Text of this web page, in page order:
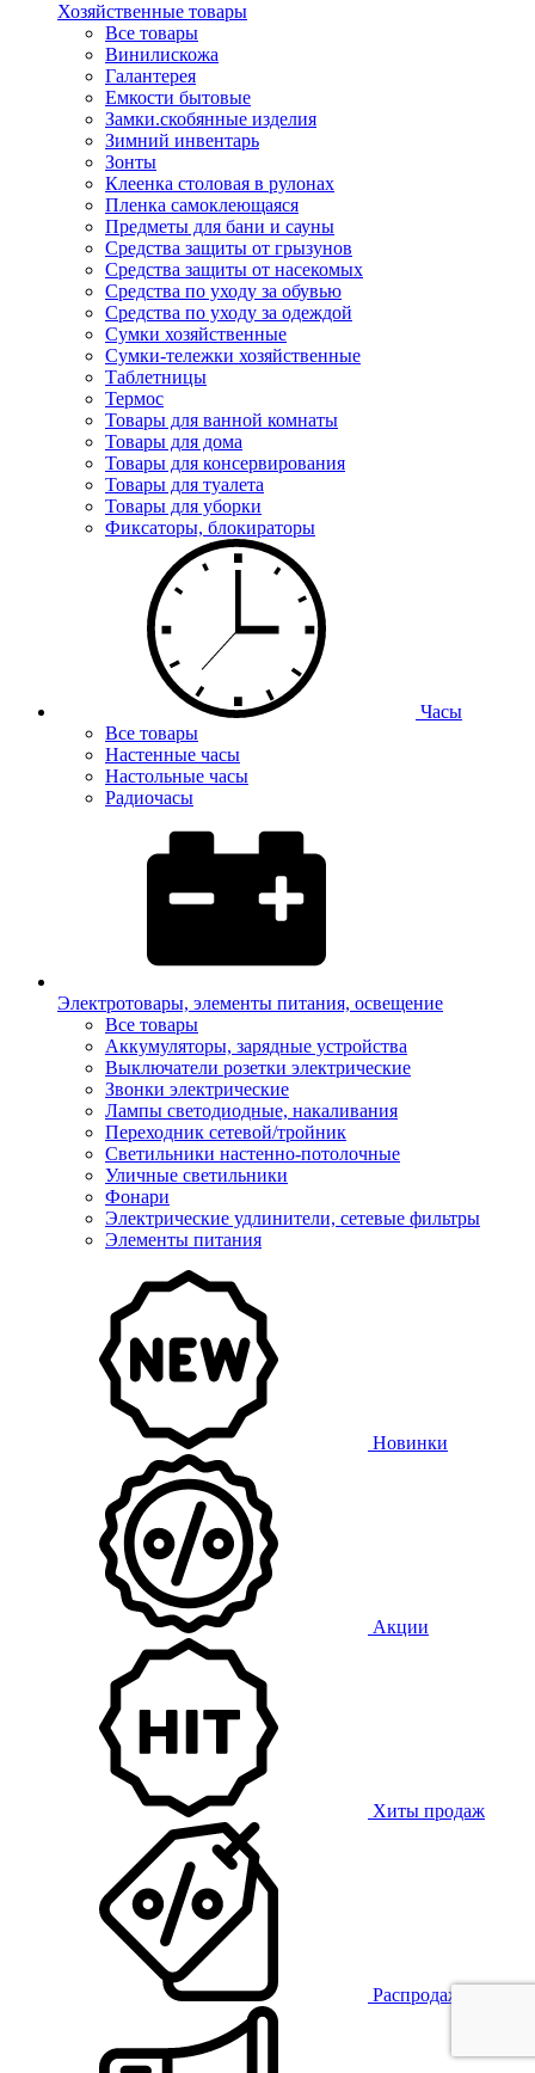
Хозяйственные товары
Все товары
Винилискожа
Галантерея
Емкости бытовые
Замки.скобянные изделия
Зимний инвентарь
Зонты
Клеенка столовая в рулонах
Пленка самоклеющаяся
Предметы для бани и сауны
Средства защиты от грызунов
Средства защиты от насекомых
Средства по уходу за обувью
Средства по уходу за одеждой
Сумки хозяйственные
Сумки-тележки хозяйственные
Таблетницы
Термос
Товары для ванной комнаты
Товары для дома
Товары для консервирования
Товары для туалета
Товары для уборки
Фиксаторы, блокираторы
Часы
Все товары
Настенные часы
Настольные часы
Радиочасы
Электротовары, элементы питания, освещение
Все товары
Аккумуляторы, зарядные устройства
Выключатели розетки электрические
Звонки электрические
Лампы светодиодные, накаливания
Переходник сетевой/тройник
Светильники настенно-потолочные
Уличные светильники
Фонари
Электрические удлинители, сетевые фильтры
Элементы питания
Новинки
Акции
Хиты продаж
Распродажа